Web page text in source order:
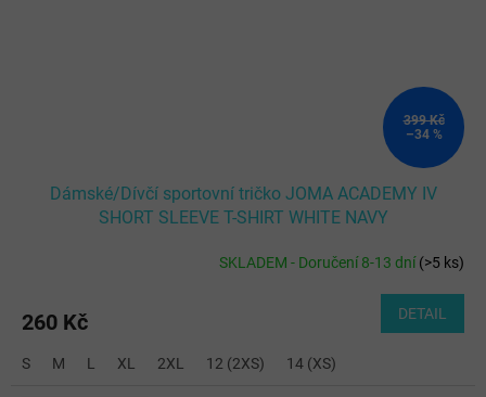
399 Kč
–34 %
Dámské/Dívčí sportovní tričko JOMA ACADEMY IV
SHORT SLEEVE T-SHIRT WHITE NAVY
SKLADEM - Doručení 8-13 dní(>5 ks)
260 Kč DETAIL
S M L XL 2XL 12 (2XS) 14 (XS)